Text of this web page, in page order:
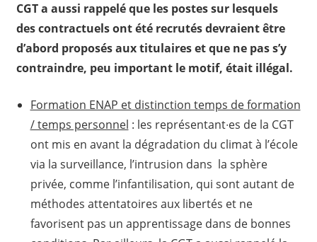
CGT a aussi rappelé que les postes sur lesquels
des contractuels ont été recrutés devraient être
d’abord proposés aux titulaires et que ne pas s’y
contraindre, peu important le motif, était illégal.
Formation ENAP et distinction temps de formation
/ temps personnel : les représentant∙es de la CGT
ont mis en avant la dégradation du climat à l’école
via la surveillance, l’intrusion dans la sphère
privée, comme l’infantilisation, qui sont autant de
méthodes attentatoires aux libertés et ne
favorisent pas un apprentissage dans de bonnes